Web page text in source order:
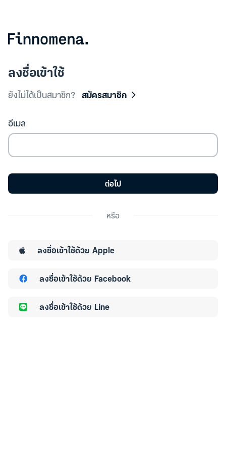
ลงชื่อเข้าใช้
ยังไม่ได้เป็นสมาชิก? สมัครสมาชิก
อีเมล
ต่อไป
หรือ
ลงชื่อเข้าใช้ด้วย Apple
ลงชื่อเข้าใช้ด้วย Facebook
ลงชื่อเข้าใช้ด้วย Line